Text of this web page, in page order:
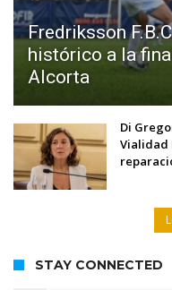
Fredriksson
histórico a la
Alcorta
Di
Vialidad
STAY CONNECTED